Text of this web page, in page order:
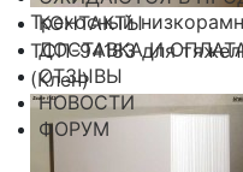
КОНТАКТЫ
ДОСТАВКА И
ОТЗЫВЫ
НОВОСТИ
ФОРУМ
Трехосный
ТСП-94183 для
(Клен)